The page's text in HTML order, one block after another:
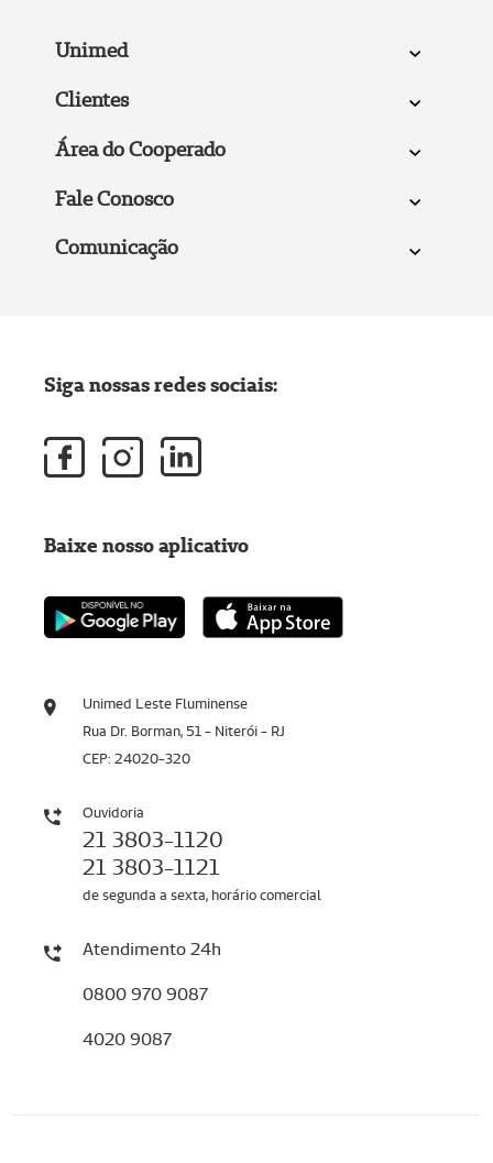
Unimed
Clientes
Área do Cooperado
Fale Conosco
Comunicação
Unimed Leste Fluminense
Rua Dr. Borman, 51 - Niterói - RJ
CEP: 24020-320
Ouvidoria
21 3803-1120
21 3803-1121
de segunda a sexta, horário comercial
Atendimento 24h
0800 970 9087
4020 9087
Siga nossas redes sociais:
Baixe nosso aplicativo